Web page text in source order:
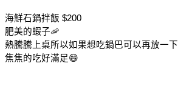
海鮮石鍋拌飯 $200
肥美的蝦子🦐
熱騰騰上桌所以如果想吃鍋巴可以再放一下
焦焦的吃好滿足😄